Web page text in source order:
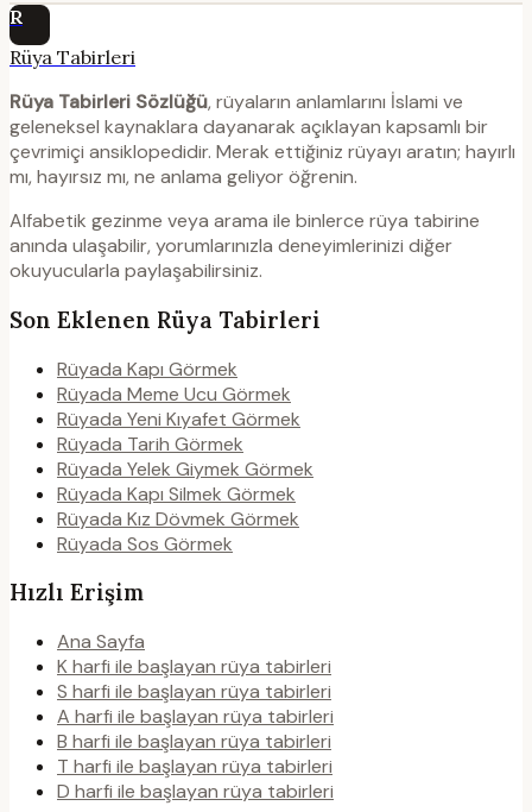
R
Rüya Tabirleri
Rüya Tabirleri Sözlüğü, rüyaların anlamlarını İslami ve
geleneksel kaynaklara dayanarak açıklayan kapsamlı bir
çevrimiçi ansiklopedidir. Merak ettiğiniz rüyayı aratın; hayırlı
mı, hayırsız mı, ne anlama geliyor öğrenin.
Alfabetik gezinme veya arama ile binlerce rüya tabirine
anında ulaşabilir, yorumlarınızla deneyimlerinizi diğer
okuyucularla paylaşabilirsiniz.
Son Eklenen Rüya Tabirleri
Rüyada Kapı Görmek
Rüyada Meme Ucu Görmek
Rüyada Yeni Kıyafet Görmek
Rüyada Tarih Görmek
Rüyada Yelek Giymek Görmek
Rüyada Kapı Silmek Görmek
Rüyada Kız Dövmek Görmek
Rüyada Sos Görmek
Hızlı Erişim
Ana Sayfa
K harfi ile başlayan rüya tabirleri
S harfi ile başlayan rüya tabirleri
A harfi ile başlayan rüya tabirleri
B harfi ile başlayan rüya tabirleri
T harfi ile başlayan rüya tabirleri
D harfi ile başlayan rüya tabirleri